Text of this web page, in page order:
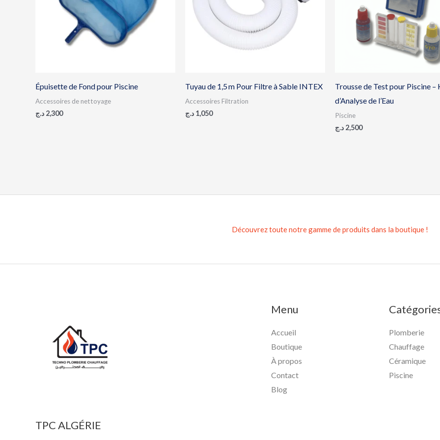
Épuisette de Fond pour Piscine
Accessoires de nettoyage
2,300 د.ج
Tuyau de 1,5 m Pour Filtre à Sable INTEX
Accessoires Filtration
1,050 د.ج
Trousse de Test pour Piscine –
d’Analyse de l’Eau
Piscine
2,500 د.ج
Découvrez toute notre gamme de produits dans la boutique !
TPC ALGÉRIE
Menu
Accueil
Boutique
À propos
Contact
Blog
Plomberie
Chauffage
Céramique
Piscine